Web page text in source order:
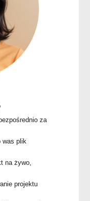
za
was plik
na żywo,
projektu